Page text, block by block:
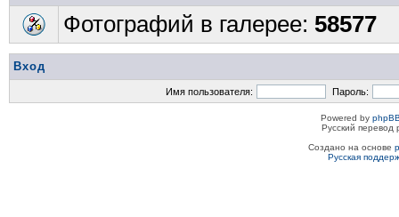
Фотографий в галерее: 58577
Вход
Имя пользователя: Пароль:
Powered by
Русский
Создано на основе
Русская